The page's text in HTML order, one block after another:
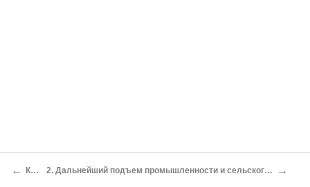
← КРАТКИЕ ВЫВОДЫ 2. Дальнейший подъем промышленности и сельского хозяйства в СССР. Досрочное выполнение второй пятилетки. Реконструкция сельского хозяйства и завершение коллективизации. Значение кадров. Стахановское движение. Подъем народного благосостояния. Подъем народной культуры. Сила советской революции. →